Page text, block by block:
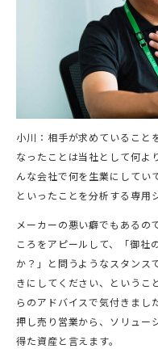
小川：相手が求めていること
なったことは当社として何よ
んな会社で何を生業にしてい
といったことを分析する専用
メーカーの悪い癖でもあるの
ころをアピールして、「御社
か？」と問うようなスタンス
きにしてください、というこ
らのアドバイスで気付きまし
押し売り営業から、ソリュー
得た資産と言えます。